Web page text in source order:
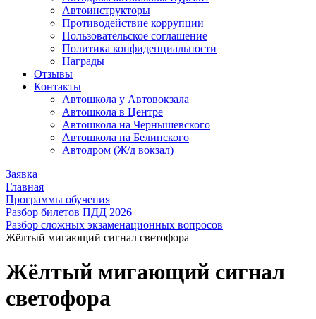
Автоинструкторы
Противодействие коррупции
Пользовательское соглашение
Политика конфиденциальности
Награды
Отзывы
Контакты
Автошкола у Автовокзала
Автошкола в Центре
Автошкола на Чернышевского
Автошкола на Белинского
Автодром (Ж/д вокзал)
Заявка
Главная
Программы обучения
Разбор билетов ПДД 2026
Разбор сложных экзаменационных вопросов
Жёлтый мигающий сигнал светофора
Жёлтый мигающий сигнал
светофора